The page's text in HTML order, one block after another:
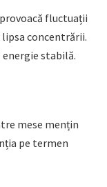
fluctuații
lipsa concentrării.
stabilă.
mese mențin
pe termen